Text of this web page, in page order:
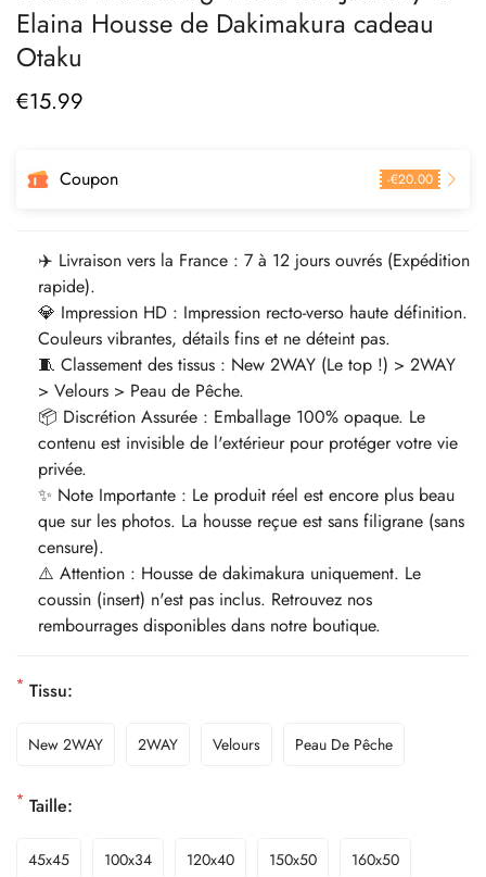
Elaina Housse de Dakimakura cadeau
Otaku
Prix
€15.99
Coupon -€20.00
✈️ Livraison vers la France : 7 à 12 jours ouvrés (Expédition
rapide).
💎 Impression HD : Impression recto-verso haute définition.
Couleurs vibrantes, détails fins et ne déteint pas.
🧵 Classement des tissus : New 2WAY (Le top !) > 2WAY
> Velours > Peau de Pêche.
📦 Discrétion Assurée : Emballage 100% opaque. Le
contenu est invisible de l'extérieur pour protéger votre vie
privée.
✨ Note Importante : Le produit réel est encore plus beau
que sur les photos. La housse reçue est sans filigrane (sans
censure).
⚠️ Attention : Housse de dakimakura uniquement. Le
coussin (insert) n'est pas inclus. Retrouvez nos
rembourrages disponibles dans notre boutique.
* Tissu:
New 2WAY 2WAY Velours Peau De Pêche
* Taille:
45x45 100x34 120x40 150x50 160x50